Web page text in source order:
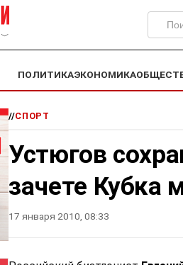
﹀
ПОЛИТИКАЭКОНОМИКА
//СПОРТ
Устюгов
зачете Кубка
17 января 2010, 08:33